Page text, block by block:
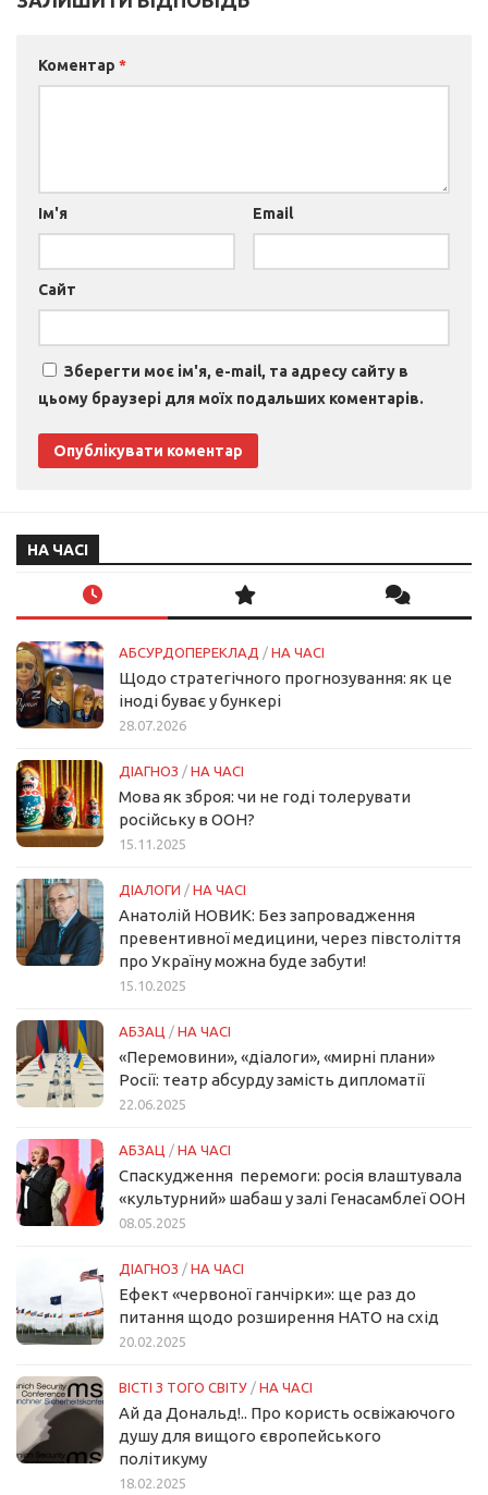
Коментар *
Ім'я Email
Сайт
Зберегти моє ім'я, e-mail, та адресу сайту в
цьому браузері для моїх подальших коментарів.
НА ЧАСІ
АБСУРДОПЕРЕКЛАД / НА ЧАСІ
Щодо стратегічного прогнозування: як це
іноді буває у бункері
28.07.2026
ДІАГНОЗ / НА ЧАСІ
Мова як зброя: чи не годі толерувати
російську в ООН?
15.11.2025
ДІАЛОГИ / НА ЧАСІ
Анатолій НОВИК: Без запровадження
превентивної медицини, через півстоліття
про Україну можна буде забути!
15.10.2025
АБЗАЦ / НА ЧАСІ
«Перемовини», «діалоги», «мирні плани»
Росії: театр абсурду замість дипломатії
22.06.2025
АБЗАЦ / НА ЧАСІ
Спаскудження перемоги: росія влаштувала
«культурний» шабаш у залі Генасамблеї ООН
08.05.2025
ДІАГНОЗ / НА ЧАСІ
Ефект «червоної ганчірки»: ще раз до
питання щодо розширення НАТО на схід
20.02.2025
ВІСТІ З ТОГО СВІТУ / НА ЧАСІ
Ай да Дональд!.. Про користь освіжаючого
душу для вищого європейського
політикуму
18.02.2025